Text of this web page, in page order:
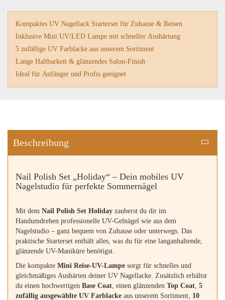
Kompaktes UV Nagellack Starterset für Zuhause & Reisen
Inklusive Mini UV/LED Lampe mit schneller Aushärtung
5 zufällige UV Farblacke aus unserem Sortiment
Lange Haltbarkeit & glänzendes Salon-Finish
Ideal für Anfänger und Profis geeignet
Beschreibung
Nail Polish Set „Holiday“ – Dein mobiles UV
Nagelstudio für perfekte Sommernägel
Mit dem Nail Polish Set Holiday zauberst du dir im
Handumdrehen professionelle UV-Gelnägel wie aus dem
Nagelstudio – ganz bequem von Zuhause oder unterwegs. Das
praktische Starterset enthält alles, was du für eine langanhaltende,
glänzende UV-Maniküre benötigst.
Die kompakte Mini Reise-UV-Lampe sorgt für schnelles und
gleichmäßiges Aushärten deiner UV Nagellacke. Zusätzlich erhältst
du einen hochwertigen Base Coat , einen glänzenden Top Coat 5
zufällig ausgewählte UV Farblacke aus unserem Sortiment, 10